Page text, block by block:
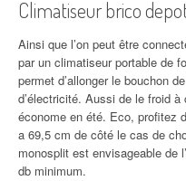
Climatiseur brico
Ainsi que l’on peut être
par un climatiseur portable de
permet d’allonger le bouchon
d’électricité. Aussi de le froid
économe en été. Eco, profitez
a 69,5 cm de côté le cas de
monosplit est envisageable de
db minimum.